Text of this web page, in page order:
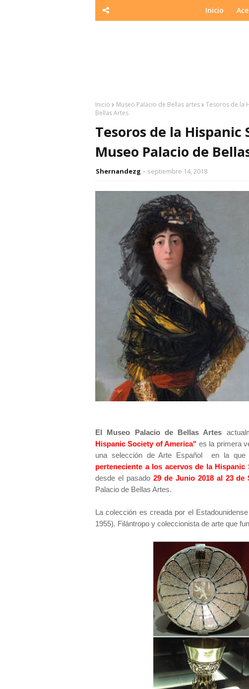
Inicio
Inicio Museo Palacio de Bellas artes
Tesoros de la
Bellas Artes
Tesoros de la
Museo Palacio de
Shernandezg septiembre 14, 2018
El Museo Palacio de Bellas Artes
Hispanic Society of America" es la primera
una selección de Arte Español en la que
perteneciente a los acervos de la Hispanic
desde el pasado 29 de Junio 2018 al 23 de
Palacio de Bellas Artes.
La colección es creada por el Estadounidense
1955). Filántropo y coleccionista de arte que